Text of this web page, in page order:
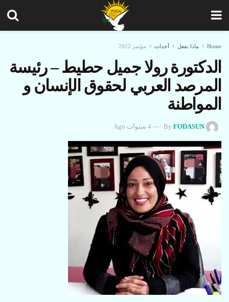
Home ماذا نفعل أحداث مؤتمر 2022
الدکتورة رولا جمیل حطيط – رئيسة
المرصد العربي لحقوق الإنسان و
المواطنة
By FODASUN 4 سنوات Ago